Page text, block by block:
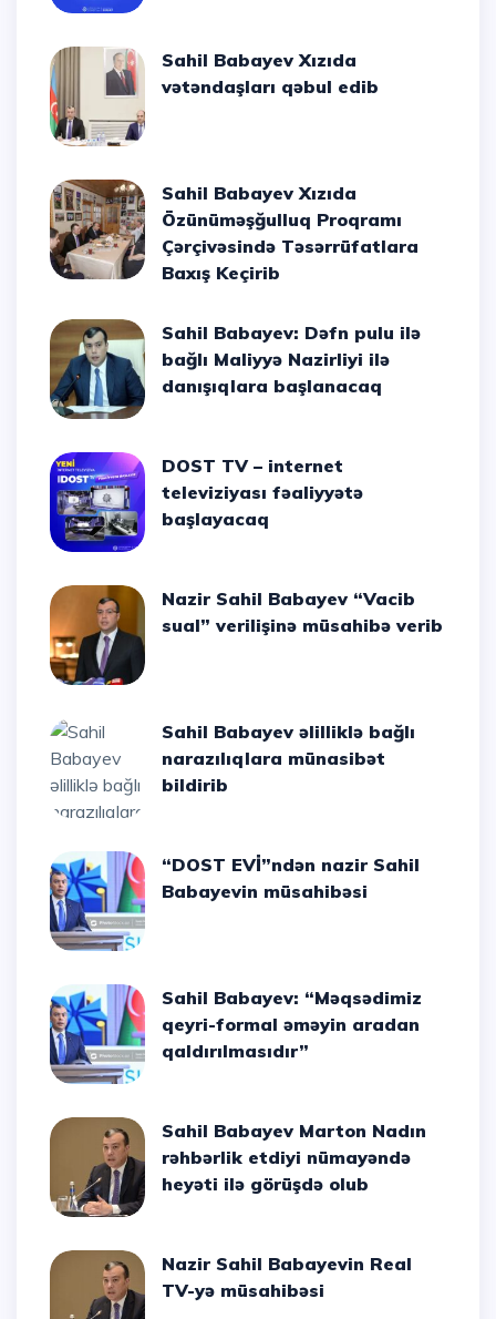
Sahil Babayev Xızıda
vətəndaşları qəbul edib
Sahil Babayev Xızıda
Özünüməşğulluq Proqramı
Çərçivəsində Təsərrüfatlara
Baxış Keçirib
Sahil Babayev: Dəfn pulu ilə
bağlı Maliyyə Nazirliyi ilə
danışıqlara başlanacaq
DOST TV – internet
televiziyası fəaliyyətə
başlayacaq
Nazir Sahil Babayev “Vacib
sual” verilişinə müsahibə verib
Sahil Babayev əlilliklə bağlı
narazılıqlara münasibət
bildirib
“DOST EVİ”ndən nazir Sahil
Babayevin müsahibəsi
Sahil Babayev: “Məqsədimiz
qeyri-formal əməyin aradan
qaldırılmasıdır”
Sahil Babayev Marton Nadın
rəhbərlik etdiyi nümayəndə
heyəti ilə görüşdə olub
Nazir Sahil Babayevin Real
TV-yə müsahibəsi